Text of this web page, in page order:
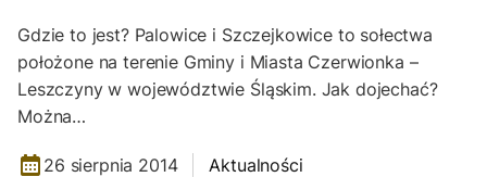
Gdzie to jest? Palowice i Szczejkowice to sołectwa
położone na terenie Gminy i Miasta Czerwionka –
Leszczyny w województwie Śląskim. Jak dojechać?
Można…
26 sierpnia 2014 Aktualności